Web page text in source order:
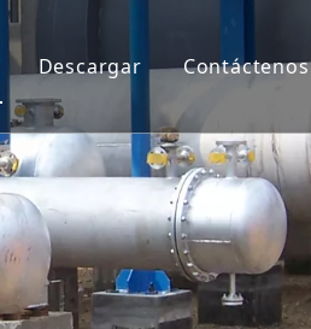
Descargar Contáctenos